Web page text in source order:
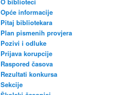
Opće informacije
Pitaj bibliotekara
Plan pismenih provjera
Pozivi i odluke
Prijava korupcije
Raspored časova
Rezultati konkursa
Sekcije